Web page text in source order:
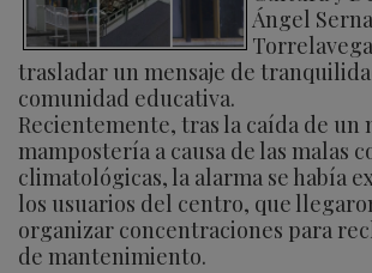
Ángel
trasladar un mensaje de
comunidad educativa.
Recientemente, tras la caída de un
mampostería a causa de las malas
climatológicas, la alarma se había
los usuarios del centro, que
organizar concentraciones para
de mantenimiento.